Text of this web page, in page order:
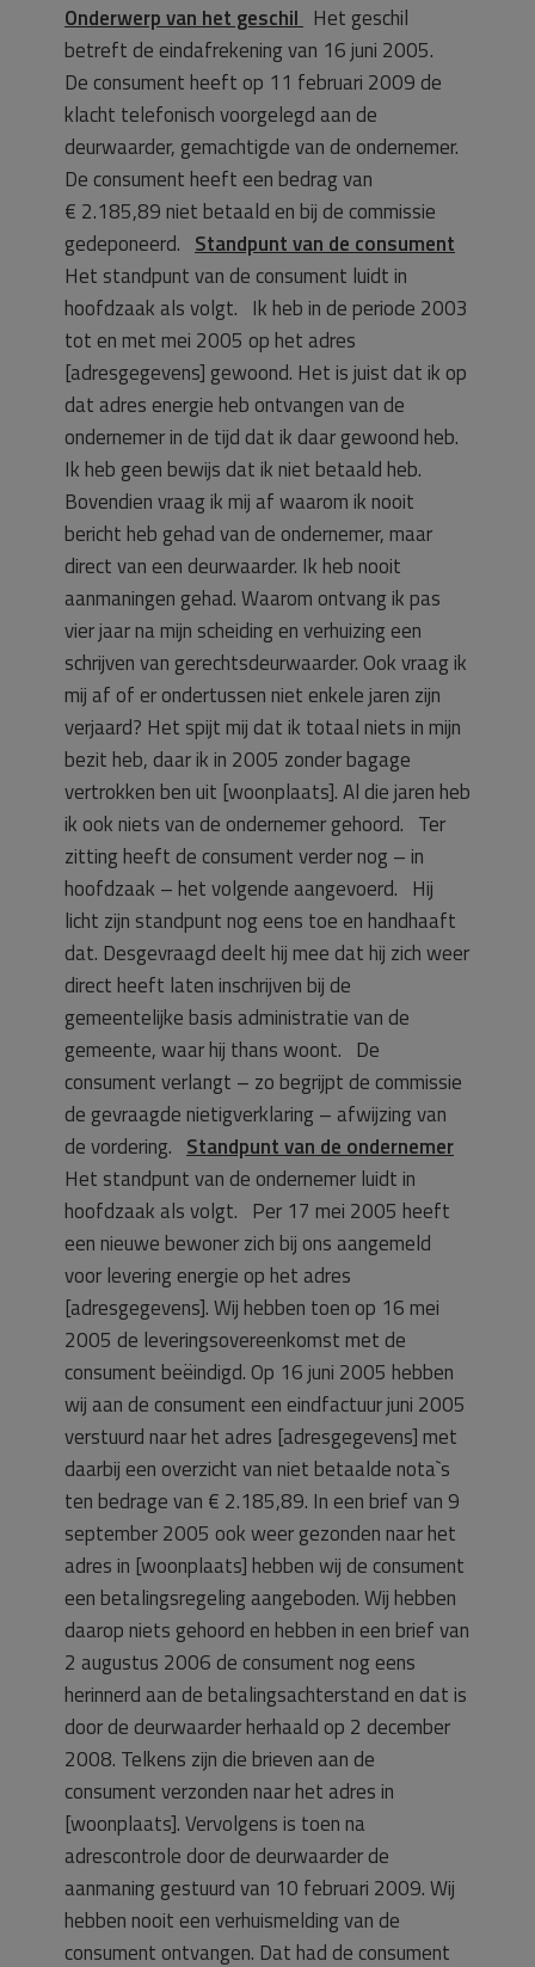
Onderwerp van het geschil Het geschil
betreft de eindafrekening van 16 juni 2005.
De consument heeft op 11 februari 2009 de
klacht telefonisch voorgelegd aan de
deurwaarder, gemachtigde van de ondernemer.
De consument heeft een bedrag van
€ 2.185,89 niet betaald en bij de commissie
gedeponeerd. Standpunt van de consument
Het standpunt van de consument luidt in
hoofdzaak als volgt. Ik heb in de periode 2003
tot en met mei 2005 op het adres
[adresgegevens] gewoond. Het is juist dat ik op
dat adres energie heb ontvangen van de
ondernemer in de tijd dat ik daar gewoond heb.
Ik heb geen bewijs dat ik niet betaald heb.
Bovendien vraag ik mij af waarom ik nooit
bericht heb gehad van de ondernemer, maar
direct van een deurwaarder. Ik heb nooit
aanmaningen gehad. Waarom ontvang ik pas
vier jaar na mijn scheiding en verhuizing een
schrijven van gerechtsdeurwaarder. Ook vraag ik
mij af of er ondertussen niet enkele jaren zijn
verjaard? Het spijt mij dat ik totaal niets in mijn
bezit heb, daar ik in 2005 zonder bagage
vertrokken ben uit [woonplaats]. Al die jaren heb
ik ook niets van de ondernemer gehoord. Ter
zitting heeft de consument verder nog – in
hoofdzaak – het volgende aangevoerd. Hij
licht zijn standpunt nog eens toe en handhaaft
dat. Desgevraagd deelt hij mee dat hij zich weer
direct heeft laten inschrijven bij de
gemeentelijke basis administratie van de
gemeente, waar hij thans woont. De
consument verlangt – zo begrijpt de commissie
de gevraagde nietigverklaring – afwijzing van
de vordering. Standpunt van de ondernemer
Het standpunt van de ondernemer luidt in
hoofdzaak als volgt. Per 17 mei 2005 heeft
een nieuwe bewoner zich bij ons aangemeld
voor levering energie op het adres
[adresgegevens]. Wij hebben toen op 16 mei
2005 de leveringsovereenkomst met de
consument beëindigd. Op 16 juni 2005 hebben
wij aan de consument een eindfactuur juni 2005
verstuurd naar het adres [adresgegevens] met
daarbij een overzicht van niet betaalde nota`s
ten bedrage van € 2.185,89. In een brief van 9
september 2005 ook weer gezonden naar het
adres in [woonplaats] hebben wij de consument
een betalingsregeling aangeboden. Wij hebben
daarop niets gehoord en hebben in een brief van
2 augustus 2006 de consument nog eens
herinnerd aan de betalingsachterstand en dat is
door de deurwaarder herhaald op 2 december
2008. Telkens zijn die brieven aan de
consument verzonden naar het adres in
[woonplaats]. Vervolgens is toen na
adrescontrole door de deurwaarder de
aanmaning gestuurd van 10 februari 2009. Wij
hebben nooit een verhuismelding van de
consument ontvangen. Dat had de consument